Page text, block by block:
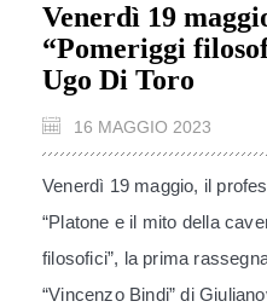
Venerdì 19
“Pomeriggi
Ugo Di Toro
16 MAGGIO 2023
Venerdì 19 maggio, il
“Platone e il mito della
filosofici”, la prima
“Vincenzo Bindi” di